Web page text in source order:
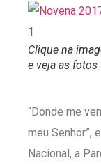
Clique na
e veja as fotos
“Donde me
meu Senhor”,
Nacional, a